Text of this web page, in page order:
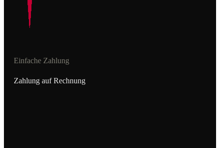
Einfache Zahlung
Zahlung auf Rechnung